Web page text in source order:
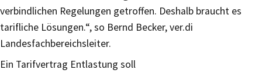
verbindlichen Regelun­gen getroffen. Deshalb braucht es
tarifliche Lösungen.“, so Bernd Be­cker, ver.di
Landesfachbereichsleiter.
Ein Tarifvertrag Entlastung soll